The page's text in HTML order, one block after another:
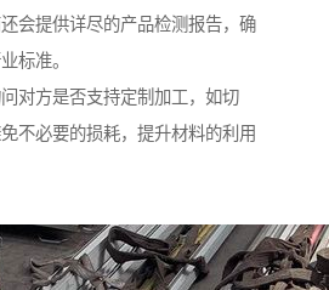
会提供详尽的产品检测报告，确
标准。
对方是否支持定制加工，如切
不必要的损耗，提升材料的利用